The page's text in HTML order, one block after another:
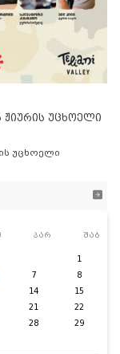
ს ჟიურის უცხოელი
უცხოელი
პარ შაბ
1
7
8
14
15
21
22
28
29